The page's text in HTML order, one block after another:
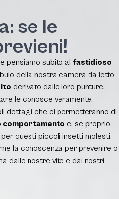
se le
pensiamo subito al fastidioso
della nostra camera da letto
derivato dalle loro punture.
le conosce veramente,
dettagli che ci permetteranno di
comportamento e, se proprio
questi piccoli insetti molesti,
la conoscenza per prevenire o
dalle nostre vite e dai nostri